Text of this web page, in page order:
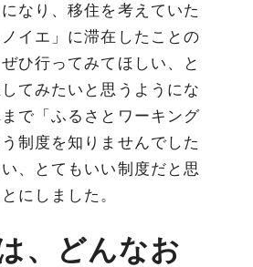
なり、移住を考えていた
イエ」に滞在したことの
ひ行ってみてほしい、と
てみたいと思うようにな
で「ふるさとワーキング
制度を知りませんでした
、とてもいい制度だと思
にしました。
、どんなお